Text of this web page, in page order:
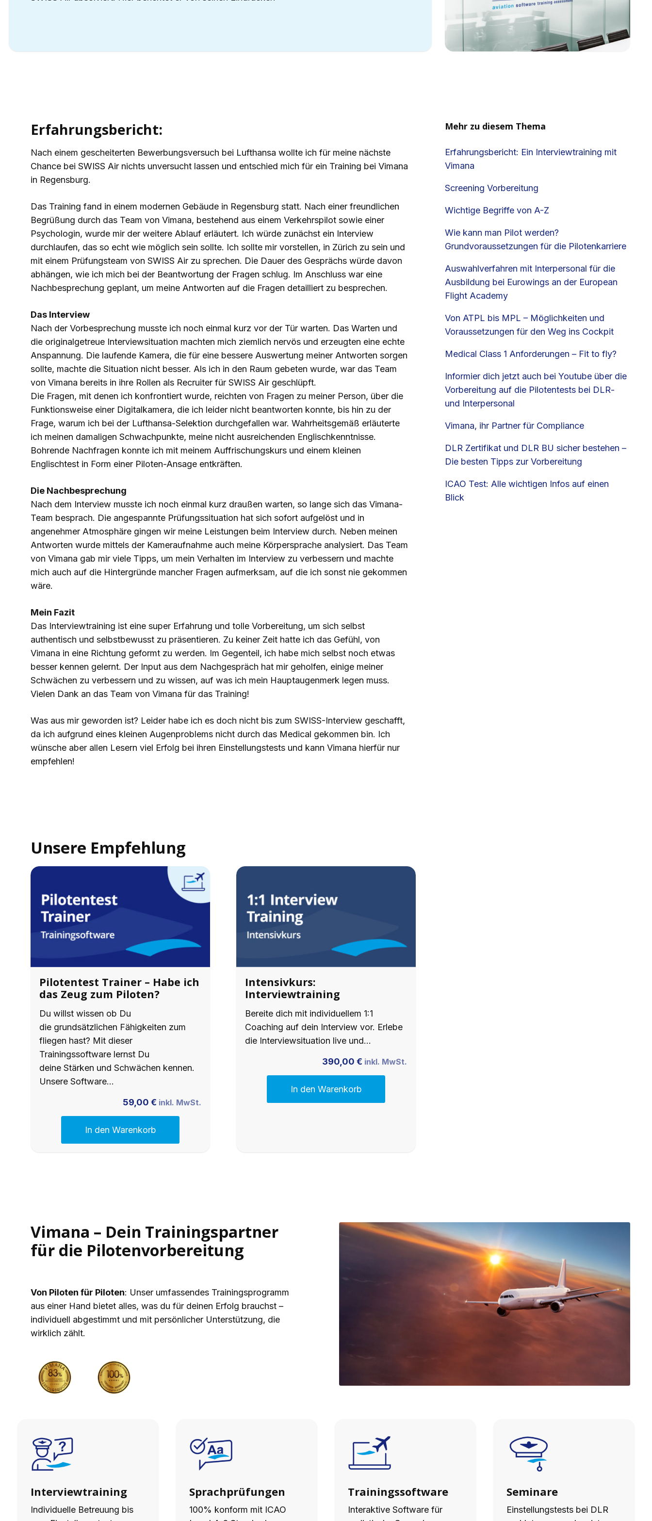
Erfahrungsbericht:
Nach einem gescheiterten Bewerbungsversuch bei Lufthansa wollte ich für meine nächste
Chance bei SWISS Air nichts unversucht lassen und entschied mich für ein Training bei Vimana
in Regensburg.
Das Training fand in einem modernen Gebäude in Regensburg statt. Nach einer freundlichen
Begrüßung durch das Team von Vimana, bestehend aus einem Verkehrspilot sowie einer
Psychologin, wurde mir der weitere Ablauf erläutert. Ich würde zunächst ein Interview
durchlaufen, das so echt wie möglich sein sollte. Ich sollte mir vorstellen, in Zürich zu sein und
mit einem Prüfungsteam von SWISS Air zu sprechen. Die Dauer des Gesprächs würde davon
abhängen, wie ich mich bei der Beantwortung der Fragen schlug. Im Anschluss war eine
Nachbesprechung geplant, um meine Antworten auf die Fragen detailliert zu besprechen.
Das Interview
Nach der Vorbesprechung musste ich noch einmal kurz vor der Tür warten. Das Warten und
die originalgetreue Interviewsituation machten mich ziemlich nervös und erzeugten eine echte
Anspannung. Die laufende Kamera, die für eine bessere Auswertung meiner Antworten sorgen
sollte, machte die Situation nicht besser. Als ich in den Raum gebeten wurde, war das Team
von Vimana bereits in ihre Rollen als Recruiter für SWISS Air geschlüpft.
Die Fragen, mit denen ich konfrontiert wurde, reichten von Fragen zu meiner Person, über die
Funktionsweise einer Digitalkamera, die ich leider nicht beantworten konnte, bis hin zu der
Frage, warum ich bei der Lufthansa-Selektion durchgefallen war. Wahrheitsgemäß erläuterte
ich meinen damaligen Schwachpunkte, meine nicht ausreichenden Englischkenntnisse.
Bohrende Nachfragen konnte ich mit meinem Auffrischungskurs und einem kleinen
Englischtest in Form einer Piloten-Ansage entkräften.
Die Nachbesprechung
Nach dem Interview musste ich noch einmal kurz draußen warten, so lange sich das Vimana-
Team besprach. Die angespannte Prüfungssituation hat sich sofort aufgelöst und in
angenehmer Atmosphäre gingen wir meine Leistungen beim Interview durch. Neben meinen
Antworten wurde mittels der Kameraufnahme auch meine Körpersprache analysiert. Das Team
von Vimana gab mir viele Tipps, um mein Verhalten im Interview zu verbessern und machte
mich auch auf die Hintergründe mancher Fragen aufmerksam, auf die ich sonst nie gekommen
wäre.
Mein Fazit
Das Interviewtraining ist eine super Erfahrung und tolle Vorbereitung, um sich selbst
authentisch und selbstbewusst zu präsentieren. Zu keiner Zeit hatte ich das Gefühl, von
Vimana in eine Richtung geformt zu werden. Im Gegenteil, ich habe mich selbst noch etwas
besser kennen gelernt. Der Input aus dem Nachgespräch hat mir geholfen, einige meiner
Schwächen zu verbessern und zu wissen, auf was ich mein Hauptaugenmerk legen muss.
Vielen Dank an das Team von Vimana für das Training!
Was aus mir geworden ist? Leider habe ich es doch nicht bis zum SWISS-Interview geschafft,
da ich aufgrund eines kleinen Augenproblems nicht durch das Medical gekommen bin. Ich
wünsche aber allen Lesern viel Erfolg bei ihren Einstellungstests und kann Vimana hierfür nur
empfehlen!
Mehr zu diesem Thema
Erfahrungsbericht: Ein Interviewtraining mit
Vimana
Screening Vorbereitung
Wichtige Begriffe von A-Z
Wie kann man Pilot werden?
Grundvoraussetzungen für die Pilotenkarriere
Auswahlverfahren mit Interpersonal für die
Ausbildung bei Eurowings an der European
Flight Academy
Von ATPL bis MPL – Möglichkeiten und
Voraussetzungen für den Weg ins Cockpit
Medical Class 1 Anforderungen – Fit to fly?
Informier dich jetzt auch bei Youtube über die
Vorbereitung auf die Pilotentests bei DLR-
und Interpersonal
Vimana, ihr Partner für Compliance
DLR Zertifikat und DLR BU sicher bestehen –
Die besten Tipps zur Vorbereitung
ICAO Test: Alle wichtigen Infos auf einen
Blick
Unsere Empfehlung
Pilotentest Trainer – Habe ich
das Zeug zum Piloten?
Du willst wissen ob Du
die grundsätzlichen Fähigkeiten zum
fliegen hast? Mit dieser
Trainingssoftware lernst Du
deine Stärken und Schwächen kennen.
Unsere Software…
59,00 € inkl. MwSt.
In den Warenkorb
Intensivkurs:
Interviewtraining
Bereite dich mit individuellem 1:1
Coaching auf dein Interview vor. Erlebe
die Interviewsituation live und…
390,00 € inkl. MwSt.
In den Warenkorb
Vimana – Dein Trainingspartner
für die Pilotenvorbereitung
Von Piloten für Piloten: Unser umfassendes Trainingsprogramm
aus einer Hand bietet alles, was du für deinen Erfolg brauchst –
individuell abgestimmt und mit persönlicher Unterstützung, die
wirklich zählt.
Interviewtraining
Individuelle Betreuung bis
Sprachprüfungen
100% konform mit ICAO
Trainingssoftware
Interaktive Software für
Seminare
Einstellungstests bei DLR